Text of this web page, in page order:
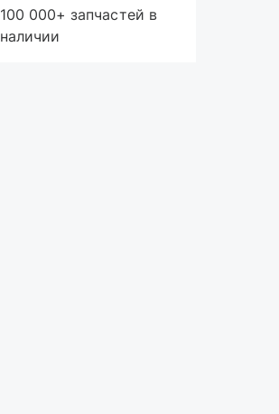
100 000+ запчастей в
наличии